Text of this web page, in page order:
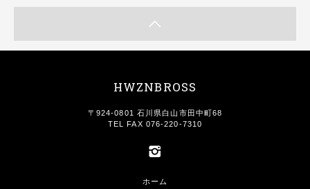
HWZNBROSS
〒924-0801 石川県白山市田中町68
TEL FAX 076-220-7310
ホーム